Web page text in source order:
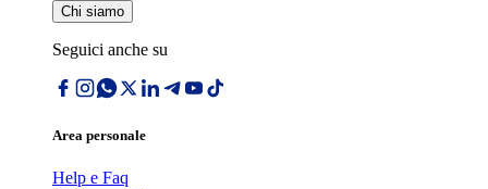
Chi siamo
Seguici anche su
Area personale
Help e Faq